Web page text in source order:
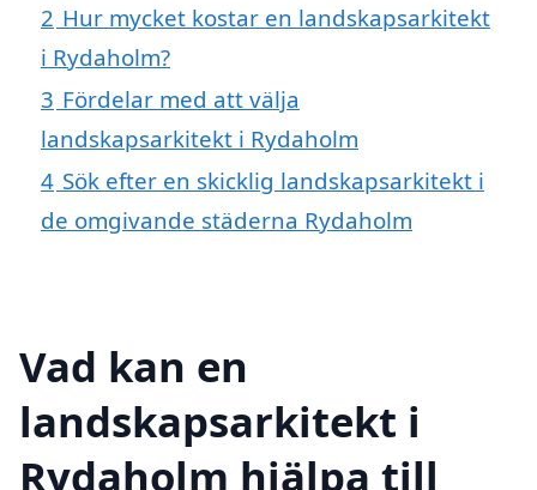
2 Hur mycket kostar en landskapsarkitekt
i Rydaholm?
3 Fördelar med att välja
landskapsarkitekt i Rydaholm
4 Sök efter en skicklig landskapsarkitekt i
de omgivande städerna Rydaholm
Vad kan en
landskapsarkitekt i
Rydaholm hjälpa till